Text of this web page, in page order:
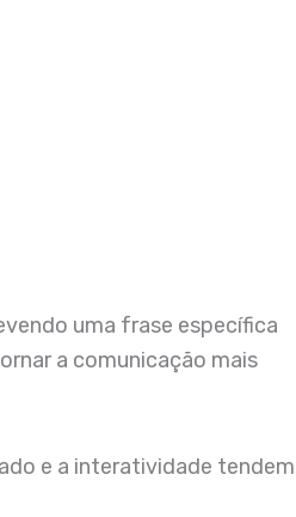
uma frase específica
a comunicação mais
e a interatividade tendem